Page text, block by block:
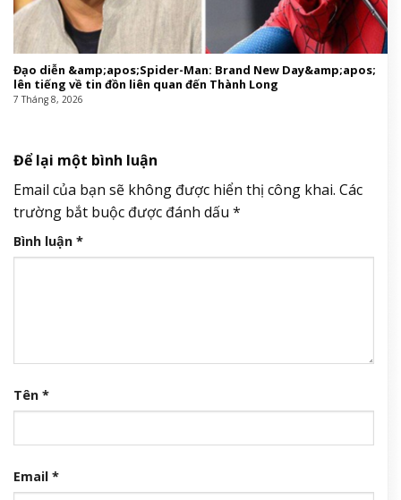
Đạo diễn &amp;apos;Spider-Man: Brand New Day&amp;apos;
lên tiếng về tin đồn liên quan đến Thành Long
7 Tháng 8, 2026
Để lại một bình luận
Email của bạn sẽ không được hiển thị công khai. Các
trường bắt buộc được đánh dấu *
Bình luận *
Tên *
Email *